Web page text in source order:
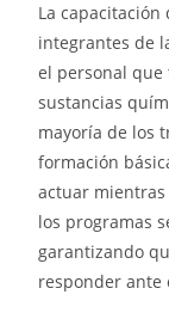
La
integrantes de
el personal que
sustancias
mayoría de los
formación
actuar
los programas
garantizando
responder ante